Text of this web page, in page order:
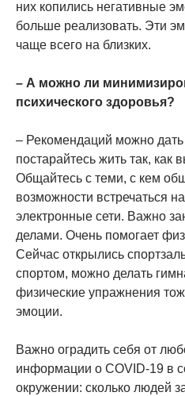
них копились негативные
больше реализовать. Эти
чаще всего на близких.
– А можно ли
психического здоровья?
– Рекомендаций можно
постарайтесь жить так,
Общайтесь с теми, с кем
возможности встречаться
электронные сети. Важно
делами. Очень помогает
Сейчас открылись
спортом, можно делать
физические упражнения
эмоции.
Важно оградить себя от
информации о COVID-19 в
окружении: сколько людей